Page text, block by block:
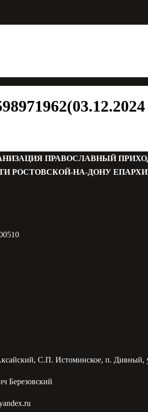
ПРАВОСЛАВНЫЙ
РОСТОВСКОЙ-НА-ДОНУ
С.П. Истоминское, п. Дивный,
Березовский